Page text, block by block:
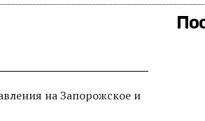
на Запорожское и